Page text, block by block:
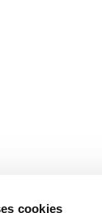
cookies